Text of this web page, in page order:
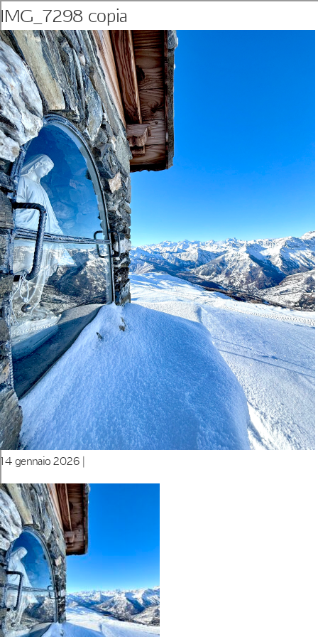
IMG_7298 copia
14 gennaio 2026 |